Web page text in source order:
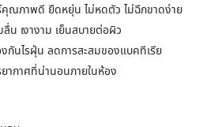
คุณภาพดี ยืดหยุ่น ไม่หดตัว ไม่ฉีกขาดง่าย
ลื่น เงางาม เย็นสบายต่อผิว
กันไรฝุ่น ลดการสะสมของแบคทีเรีย
ากาศที่น่านอนภายในห้อง